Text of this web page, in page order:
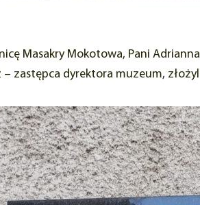
Masakry Mokotowa, Pani
– zastępca dyrektora muzeum,